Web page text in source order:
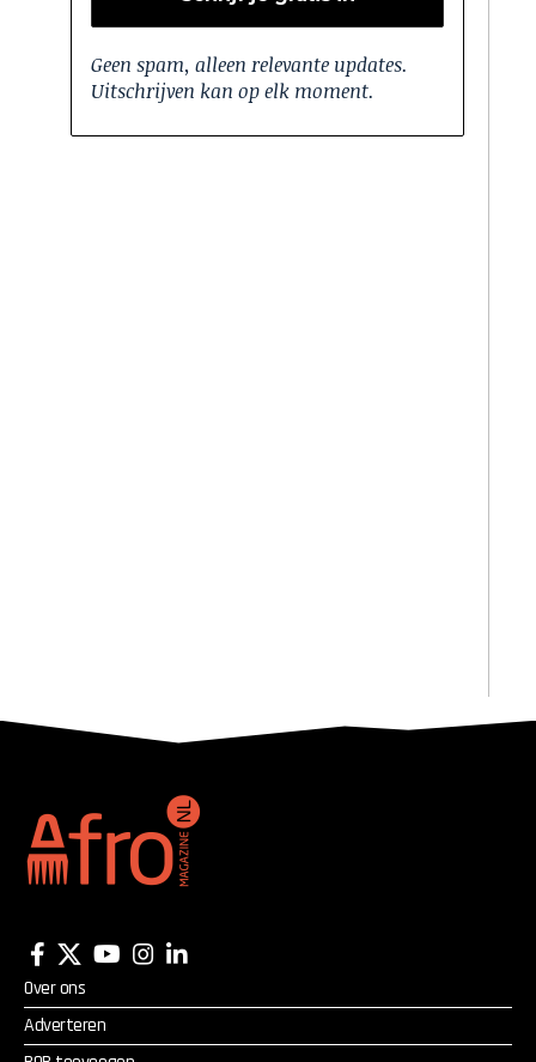
Geen spam, alleen relevante updates.
Uitschrijven kan op elk moment.
Over ons
Adverteren